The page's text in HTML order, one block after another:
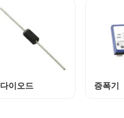
다이오드 증폭기